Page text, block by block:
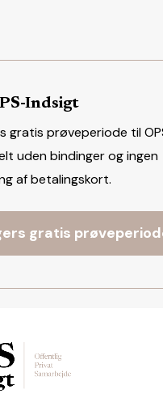
Indsigt
gratis prøveperiode til
uden bindinger og ingen
af betalingskort.
gratis